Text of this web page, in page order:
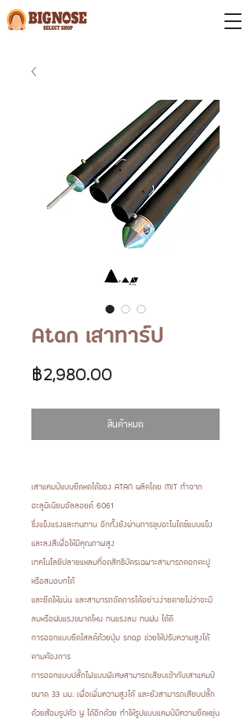
Atan เสาทาร์ป
฿2,980.00ราคา
สินค้าหมด
เสาแคมป์แบบยืดหดได้ของ ATAN ผลิตโดย MIT ทำจาก
อะลูมิเนียมอัลลอยด์ 6061
ซึ่งแข็งแรงและทนทาน อีกทั้งยังผ่านการชุบอะโนไดซ์แบบแข็ง
และลงสีเพื่อให้มีคุณภาพสูง
เทคโนโลยีปลายแหลมที่จดสิทธิบัตรเฉพาะสามารถตอกตะปู
หรือสมอบกได้
และยึดให้แน่น และสามารถจัดการได้อย่างง่ายดายไม่ว่าจะมี
ลมหรือฝนแรงขนาดไหน ทนแรงลม ทนฝน ได้ดี
การออกแบบยืดไสลด์ด้วยปุ่ม snap ช่วยให้ปรับความสูงได้
ตามต้องการ
การออกแบบปลั๊กไฟแบบพิเศษสามารถเสียบเข้ากับเสาแคมป์
ขนาด 33 มม. เพื่อเพิ่มความสูงได้ และยังสามารถเสียบปลั๊ก
ด้วยส้อมรูปตัว Y ได้อีกด้วย ทำให้รูปแบบแคมป์มีความยืดหยุ่น